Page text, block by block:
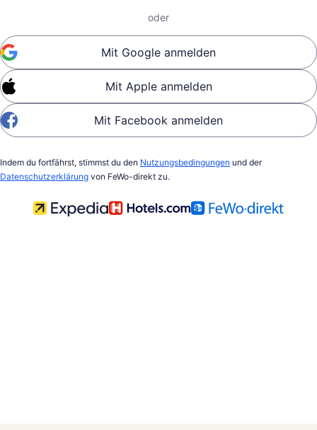
oder
Mit Google anmelden
Mit Apple anmelden
Mit Facebook anmelden
Indem du fortfährst, stimmst du den Nutzungsbedingungen und der
Datenschutzerklärung von FeWo-direkt zu.